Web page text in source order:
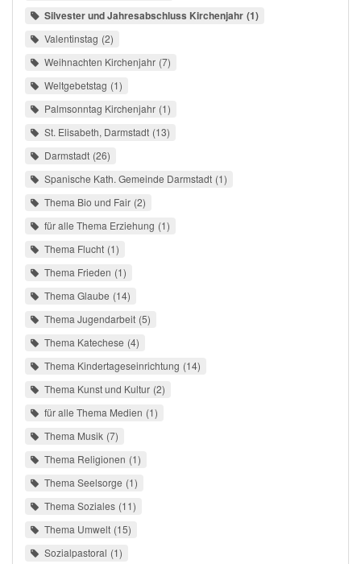
Silvester und Jahresabschluss Kirchenjahr 1
Valentinstag 2
Weihnachten Kirchenjahr 7
Weltgebetstag 1
Palmsonntag Kirchenjahr 1
St. Elisabeth, Darmstadt 13
Darmstadt 26
Spanische Kath. Gemeinde Darmstadt 1
Thema Bio und Fair 2
für alle Thema Erziehung 1
Thema Flucht 1
Thema Frieden 1
Thema Glaube 14
Thema Jugendarbeit 5
Thema Katechese 4
Thema Kindertageseinrichtung 14
Thema Kunst und Kultur 2
für alle Thema Medien 1
Thema Musik 7
Thema Religionen 1
Thema Seelsorge 1
Thema Soziales 11
Thema Umwelt 15
Sozialpastoral 1